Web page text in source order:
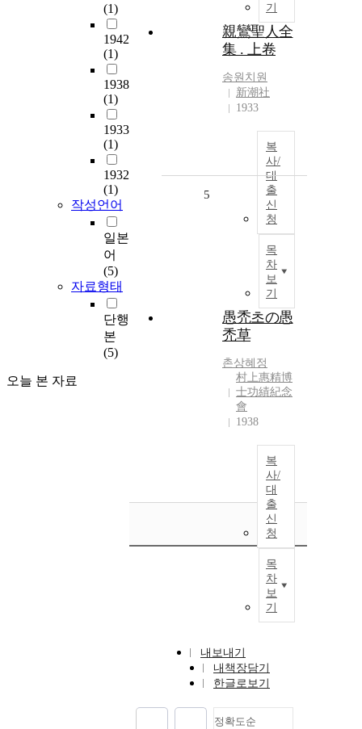
(1)
1942
(1)
1938
(1)
1933
(1)
1932
(1)
작성언어
일본
어
(5)
자료형태
단행
본
(5)
오늘 본 자료
기
親鸞聖人全
集 . 上卷
송원치원
新潮社
1933
복
사/
대
출
신
청
목
차
보
기
5
愚禿초の愚
禿草
촌상혜정
村上惠精博
士功績紀念
會
1938
복
사/
대
출
신
청
목
차
보
기
내보내기
내책장담기
한글로보기
정확도순